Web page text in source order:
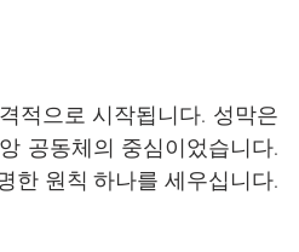
적으로 시작됩니다. 성막은
공동체의 중심이었습니다.
한 원칙 하나를 세우십니다.